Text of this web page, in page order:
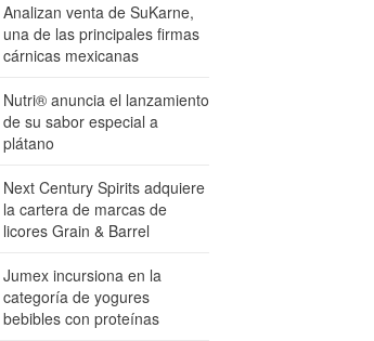
Analizan venta de SuKarne,
una de las principales firmas
cárnicas mexicanas
Nutri® anuncia el lanzamiento
de su sabor especial a
plátano
Next Century Spirits adquiere
la cartera de marcas de
licores Grain & Barrel
Jumex incursiona en la
categoría de yogures
bebibles con proteínas